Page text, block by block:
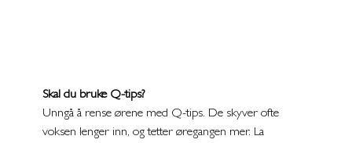
Skal du bruke Q-tips?
Unngå å rense ørene med Q-tips. De skyver ofte
voksen lenger inn, og tetter øregangen mer. La